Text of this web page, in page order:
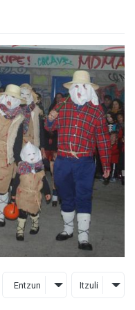
Entzun Itzuli